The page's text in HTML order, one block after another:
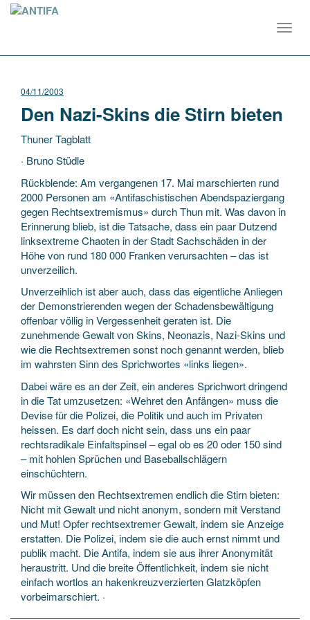
04/11/2003
Den Nazi-Skins die Stirn bieten
Thuner Tagblatt
· Bruno Stüdle
Rückblende: Am vergangenen 17. Mai marschierten rund
2000 Personen am «Antifaschistischen Abendspaziergang
gegen Rechtsextremismus» durch Thun mit. Was davon in
Erinnerung blieb, ist die Tatsache, dass ein paar Dutzend
linksextremeChaoten in der Stadt Sachschäden in der
Höhe von rund 180 000 Franken verursachten – das ist
unverzeilich.
Unverzeihlich ist aber auch, dass das eigentliche Anliegen
der Demonstrierenden wegen der Schadensbewältigung
offenbar völlig in Vergessenheit geraten ist. Die
zunehmende Gewalt von Skins, Neonazis, Nazi-Skins und
wie die Rechtsextremen sonst noch genannt werden, blieb
im wahrsten Sinn des Sprichwortes «links liegen».
Dabei wäre es an der Zeit, ein anderes Sprichwort dringend
in die Tat umzusetzen: «Wehret den Anfängen» muss die
Devise für die Polizei, die Politik und auch im Privaten
heissen. Es darf doch nicht sein, dass uns ein paar
rechtsradikale Einfaltspinsel – egal ob es 20 oder 150 sind
– mit hohlen Sprüchen und Baseballschlägern
einschüchtern.
Wir müssen den Rechtsextremen endlich die Stirn bieten:
Nicht mit Gewalt und nicht anonym, sondern mit Verstand
und Mut! Opfer rechtsextremer Gewalt, indem sie Anzeige
erstatten. Die Polizei, indem sie die auch ernst nimmt und
publik macht. Die Antifa, indem sie aus ihrer Anonymität
heraustritt. Und die breite Öffentlichkeit, indem sie nicht
einfach wortlos an hakenkreuzverzierten Glatzköpfen
vorbeimarschiert. ·